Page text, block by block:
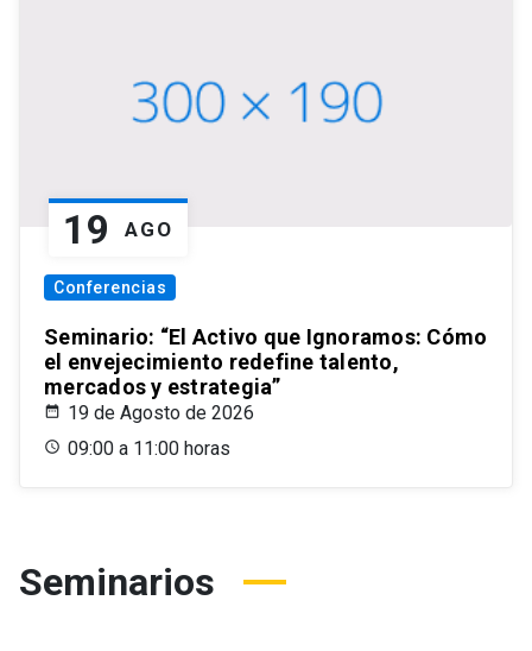
19 AGO
Conferencias
Seminario: “El Activo que Ignoramos: Cómo
el envejecimiento redefine talento,
mercados y estrategia”
19 de Agosto de 2026
09:00 a 11:00 horas
Seminarios